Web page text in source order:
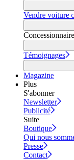
Vendre voiture
Témoignages
Magazine
Plus
S'abonner
Newsletter
Publicité
Suite
Boutique
Qui nous
Presse
Contact